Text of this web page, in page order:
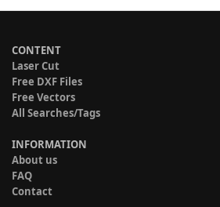
CONTENT
Laser Cut
Free DXF Files
Free Vectors
All Searches/Tags
INFORMATION
About us
FAQ
Contact